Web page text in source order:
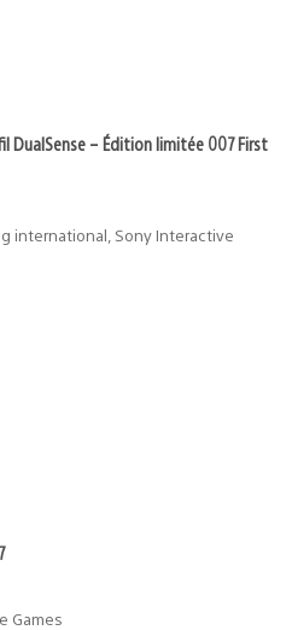
DualSense – Édition limitée 007 First
international, Sony Interactive
Games